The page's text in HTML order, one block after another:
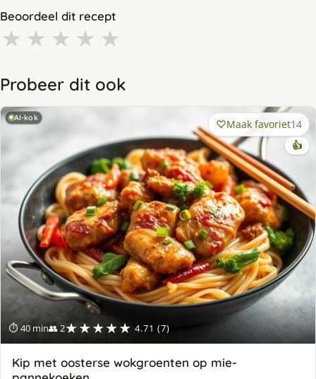
Beoordeel dit recept
★ ★ ★ ★ ★
Probeer dit ook
AI-kok
⏱ 40 min👥 2★★★★★ 4.71 (7)
Maak favoriet14
👍
Kip met oosterse wokgroenten op mie-